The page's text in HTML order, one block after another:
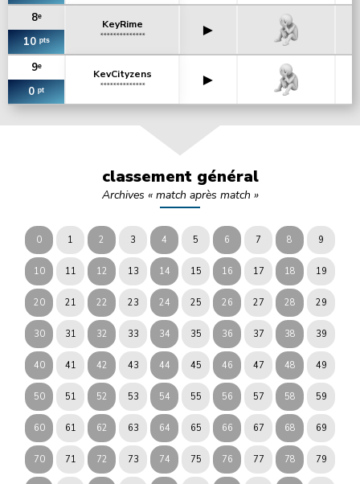
8ᵉ
10 ᵖᵗˢ
KeyRime
************** ►
9ᵉ
0 ᵖᵗ
KevCityzens
************** ►
classement général
Archives « match après match »
0 1 2 3 4 5 6 7 8 9
10 11 12 13 14 15 16 17 18 19
20 21 22 23 24 25 26 27 28 29
30 31 32 33 34 35 36 37 38 39
40 41 42 43 44 45 46 47 48 49
50 51 52 53 54 55 56 57 58 59
60 61 62 63 64 65 66 67 68 69
70 71 72 73 74 75 76 77 78 79